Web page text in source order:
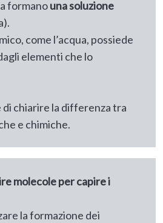
formanouna soluzione
come l’acqua, possiede
elementi che lo
di chiarire la differenza tra
e chimiche.
molecole per capire i
la formazione dei